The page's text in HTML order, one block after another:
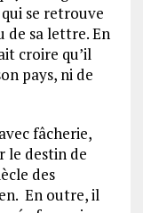
se retrouve
sa lettre. En
croire qu’il
pays, ni de
fâcherie,
le destin de
des
En outre, il